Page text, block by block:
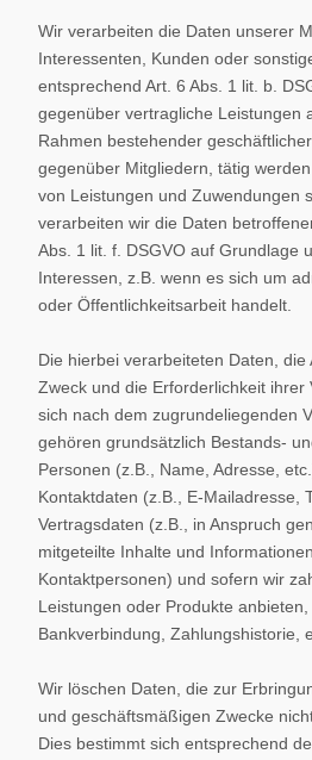
Wir verarbeiten die Daten unserer
Interessenten, Kunden oder
entsprechend Art. 6 Abs. 1 lit. b.
gegenüber vertragliche Leistungen
Rahmen bestehender
gegenüber Mitgliedern, tätig
von Leistungen und Zuwendungen
verarbeiten wir die Daten
Abs. 1 lit. f. DSGVO auf Grundlage
Interessen, z.B. wenn es sich um
oder Öffentlichkeitsarbeit handelt.
Die hierbei verarbeiteten Daten,
Zweck und die Erforderlichkeit ihrer
sich nach dem zugrundeliegenden
gehören grundsätzlich Bestands-
Personen (z.B., Name, Adresse,
Kontaktdaten (z.B., E-Mailadresse,
Vertragsdaten (z.B., in Anspruch
mitgeteilte Inhalte und
Kontaktpersonen) und sofern wir
Leistungen oder Produkte anbieten,
Bankverbindung, Zahlungshistorie,
Wir löschen Daten, die zur
und geschäftsmäßigen Zwecke
Dies bestimmt sich entsprechend